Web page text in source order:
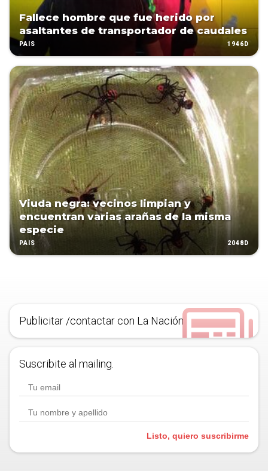
Fallece hombre que fue herido por
asaltantes de transportador de caudales
PAÍS 1946D
Viuda negra: vecinos limpian y
encuentran varias arañas de la misma
especie
PAÍS 2048D
Publicitar /contactar con La Nación
Suscribite al mailing.
Listo, quiero suscribirme